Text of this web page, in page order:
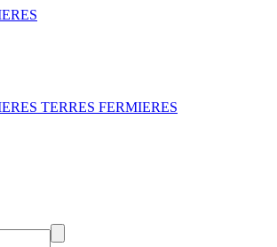
TERRES FERMIERES